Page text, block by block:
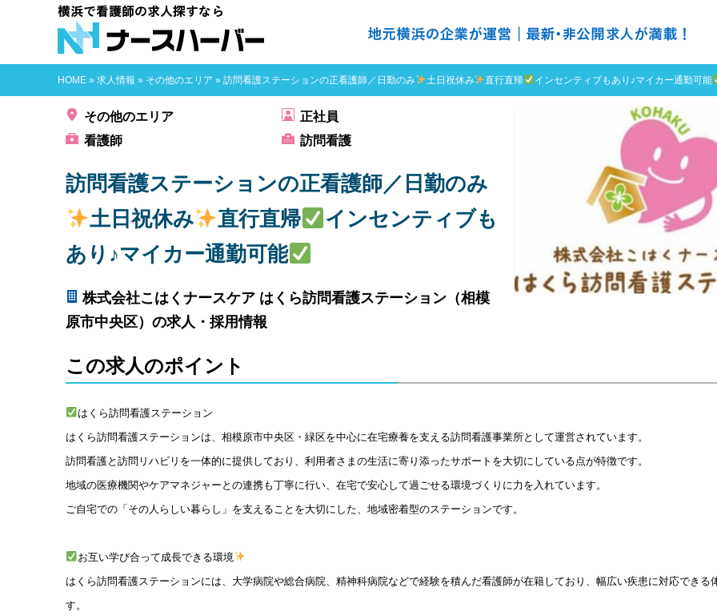
HOME » 求人情報 » その他のエリア » 訪問看護ステーションの正看護師／日勤のみ 土日祝休み 直行直帰 インセンティブもあり♪マイカー通勤可能
その他のエリア
正社員
看護師
訪問看護
訪問看護ステーションの正看護師／日勤のみ
土日祝休み
直行直帰
インセンティブも
あり♪マイカー通勤可能
株式会社こはくナースケア はくら訪問看護ステーション（相模
原市中央区）の求人・採用情報
この求人のポイント
はくら訪問看護ステーション
はくら訪問看護ステーションは、相模原市中央区・緑区を中心に在宅療養を支える訪問看護事業所として運営されています。
訪問看護と訪問リハビリを一体的に提供しており、利用者さまの生活に寄り添ったサポートを大切にしている点が特徴です。
地域の医療機関やケアマネジャーとの連携も丁寧に行い、在宅で安心して過ごせる環境づくりに力を入れています。
ご自宅での「その人らしい暮らし」を支えることを大切にした、地域密着型のステーションです。
お互い学び合って成長できる環境
はくら訪問看護ステーションには、大学病院や総合病院、精神科病院などで経験を積んだ看護師が在籍しており、幅広い疾患に対応できる
す。